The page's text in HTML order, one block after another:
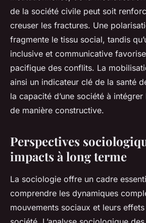
de la société civile peut soit
creuser les fractures. Une
fragmente le tissu social, tandis
inclusive et communicative
pacifique des conflits. La
ainsi un indicateur clé de la santé
la capacité d’une société à
de manière constructive.
Perspectives
impacts à long terme
La sociologie offre un cadre
comprendre les dynamiques
mouvements sociaux et leurs